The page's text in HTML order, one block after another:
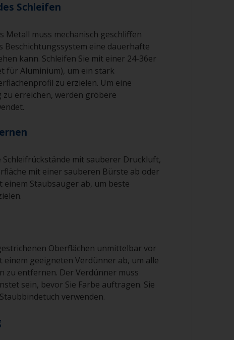
Schleifen
Metall muss mechanisch geschliffen
Beschichtungssystem eine dauerhafte
kann. Schleifen Sie mit einer 24-36er
für Aluminium), um ein stark
zu erzielen. Um eine
erreichen, werden gröbere
Schleifrückstände mit sauberer Druckluft,
mit einer sauberen Bürste ab oder
einem Staubsauger ab, um beste
Oberflächen unmittelbar vor
einem geeigneten Verdünner ab, um alle
zu entfernen. Der Verdünner muss
sein, bevor Sie Farbe auftragen. Sie
verwenden.